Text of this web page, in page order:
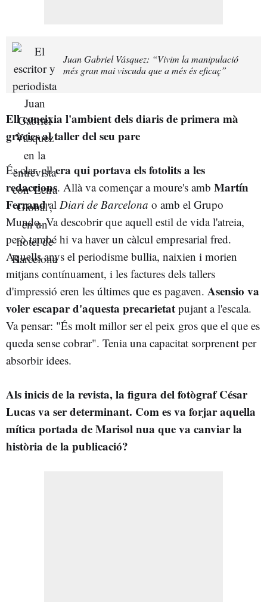
Juan Gabriel Vásquez: “Vivim la manipulació
més gran mai viscuda que a més és eficaç”
Ell coneixia l'ambient dels diaris de primera mà
gràcies al taller del seu pare
És clar, ellera qui portava els fotolits a les
redaccions. Allà va començar a moure's amb Martín
Ferrandal Diari de Barcelona o amb el Grupo
Mundo. Va descobrir que aquell estil de vida l'atreia,
però també hi va haver un càlcul empresarial fred.
Aquells anys el periodisme bullia, naixien i morien
mitjans contínuament, i les factures dels tallers
d'impressió eren les últimes que es pagaven. Asensio va
voler escapar d'aquesta precarietat pujant a l'escala.
Va pensar: "És molt millor ser el peix gros que el que es
queda sense cobrar". Tenia una capacitat sorprenent per
absorbir idees.
Als inicis de la revista, la figura del fotògraf César
Lucas va ser determinant. Com es va forjar aquella
mítica portada de Marisol nua que va canviar la
història de la publicació?